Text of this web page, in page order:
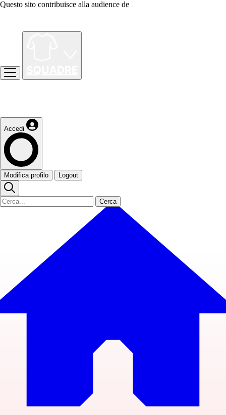
Questo sito contribuisce alla audience de
Accedi
Modifica profilo Logout
Cerca